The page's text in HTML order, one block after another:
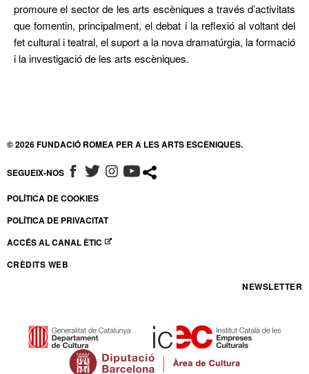
promoure el sector de les arts escèniques a través d’activitats
que fomentin, principalment, el debat i la reflexió al voltant del
fet cultural i teatral, el suport a la nova dramatúrgia, la formació
i la investigació de les arts escèniques.
© 2026 FUNDACIÓ ROMEA PER A LES ARTS ESCÈNIQUES.
SEGUEIX-NOS ABRE EN NUEVA VENTANA
ABRE EN NUEVA VENTANA
ABRE EN NUEVA VENTANA
ABRE EN NUEVA VENTANA
POLÍTICA DE COOKIES
POLÍTICA DE PRIVACITAT
ACCÉS AL CANAL ÈTIC
ABRE EN NUEVA VENTANA
CRÈDITS WEB
NEWSLETTER